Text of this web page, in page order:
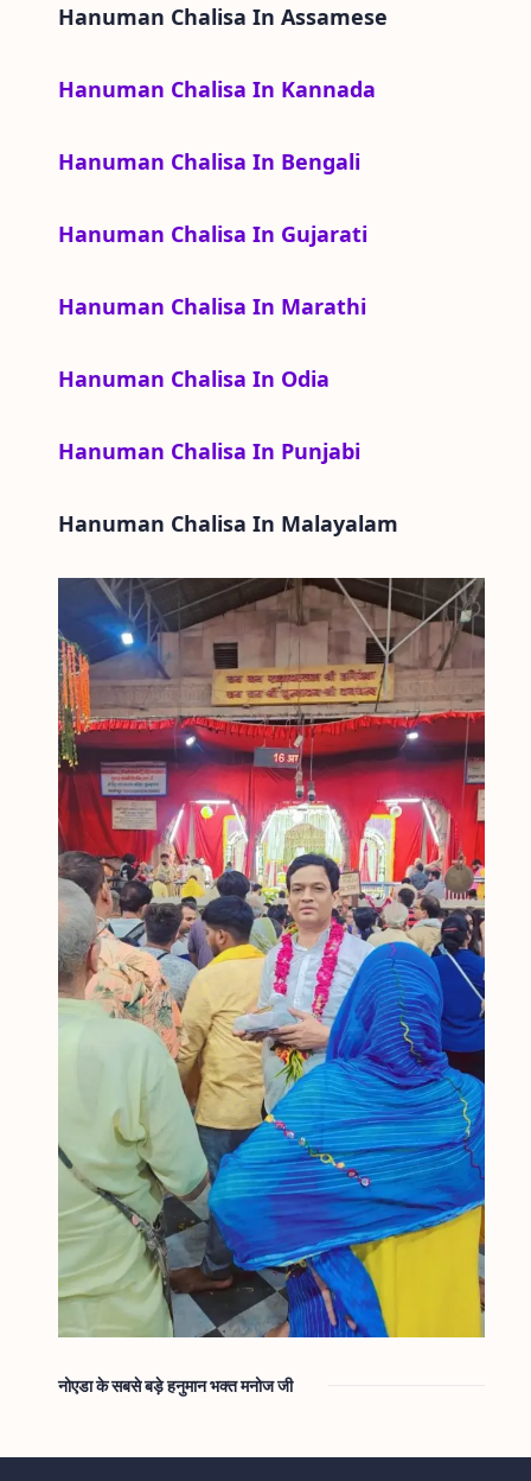
Hanuman Chalisa In Assamese
Hanuman Chalisa In Kannada
Hanuman Chalisa In Bengali
Hanuman Chalisa In Gujarati
Hanuman Chalisa In Marathi
Hanuman Chalisa In Odia
Hanuman Chalisa In Punjabi
Hanuman Chalisa In Malayalam
नोएडा के सबसे बड़े हनुमान भक्त मनोज जी